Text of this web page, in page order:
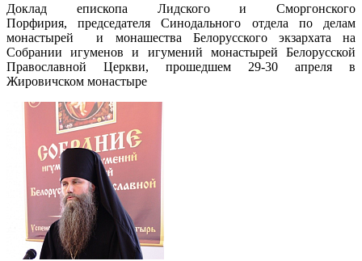
Доклад епископа Лидского и Сморгонского
Порфирия,председателя Синодального отдела по делам
монастырейи монашества Белорусского экзархата на
Собрании игуменов и игумений монастырей Белорусской
Православной Церкви, прошедшем 29-30 апреля в
Жировичском монастыре